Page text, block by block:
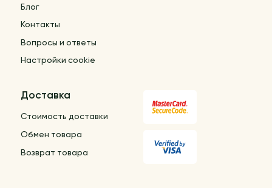
Блог
Контакты
Вопросы и ответы
Настройки cookie
Доставка
Стоимость доставки
Обмен товара
Возврат товара